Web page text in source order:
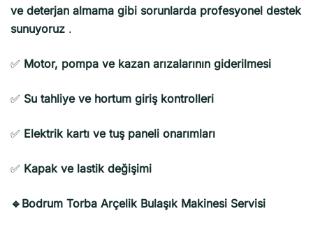
ve deterjan almama gibi sorunlarda profesyonel destek
sunuyoruz .
✅ Motor, pompa ve kazan arızalarının giderilmesi
✅ Su tahliye ve hortum giriş kontrolleri
✅ Elektrik kartı ve tuş paneli onarımları
✅ Kapak ve lastik değişimi
🔹Bodrum Torba Arçelik Bulaşık Makinesi Servisi